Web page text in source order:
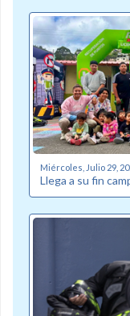
Miércoles, Julio 29,
Llega a su fin